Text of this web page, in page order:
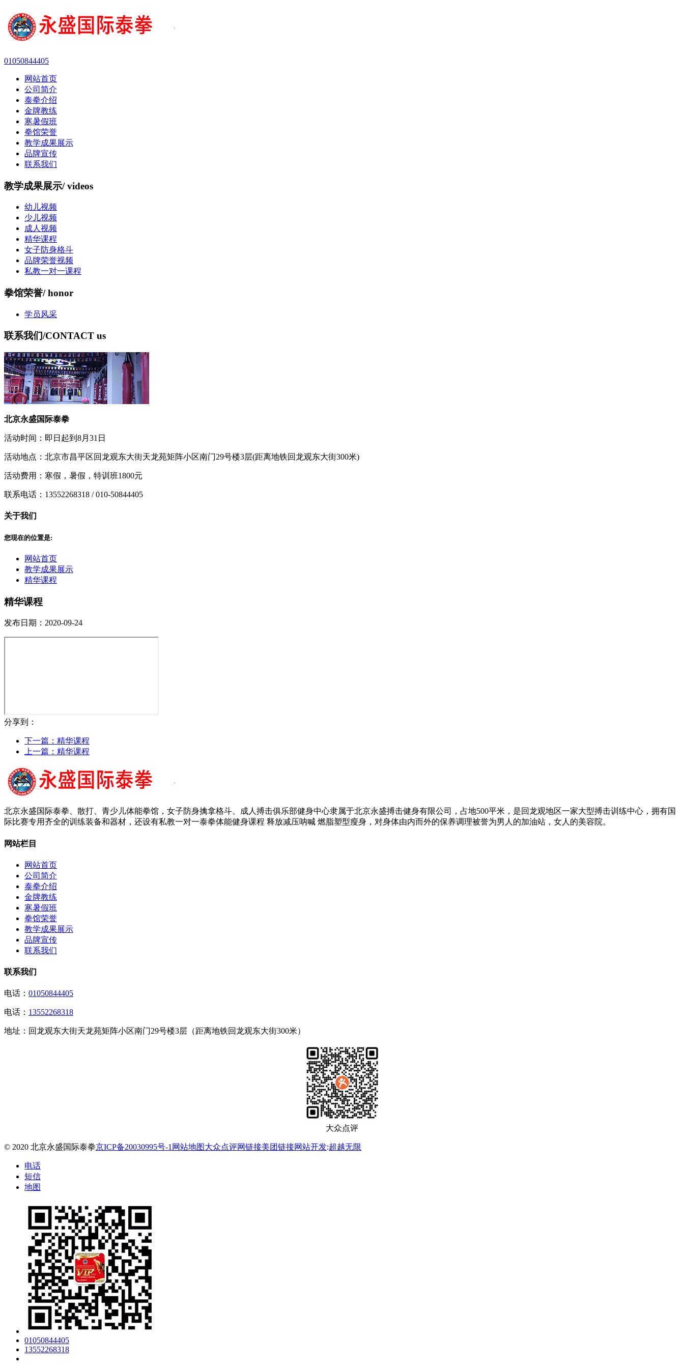
01050844405
网站首页
公司简介
泰拳介绍
金牌教练
寒暑假班
拳馆荣誉
教学成果展示
品牌宣传
联系我们
教学成果展示/ videos
幼儿视频
少儿视频
成人视频
精华课程
女子防身格斗
品牌荣誉视频
私教一对一课程
拳馆荣誉/ honor
学员风采
联系我们/CONTACT us
北京永盛国际泰拳
活动时间：即日起到8月31日
活动地点：北京市昌平区回龙观东大街天龙苑矩阵小区南门29号楼3层(距离地铁回龙观东大街300米)
活动费用：寒假，暑假，特训班1800元
联系电话：13552268318 / 010-50844405
关于我们
您现在的位置是:
网站首页
教学成果展示
精华课程
精华课程
发布日期：2020-09-24
分享到：
下一篇： 精华课程
上一篇： 精华课程
北京永盛国际泰拳、散打、青少儿体能拳馆，女子防身擒拿格斗、成人搏击俱乐部健身中心隶属于北京永盛搏击健身有限公司，占地500平米，是回龙观地区一家大型搏击训练中心，拥有国
际比赛专用齐全的训练装备和器材，还设有私教一对一泰拳体能健身课程 释放减压呐喊 燃脂塑型瘦身，对身体由内而外的保养调理被誉为男人的加油站，女人的美容院。
网站栏目
网站首页
公司简介
泰拳介绍
金牌教练
寒暑假班
拳馆荣誉
教学成果展示
品牌宣传
联系我们
联系我们
电话： 01050844405
电话： 13552268318
地址： 回龙观东大街天龙苑矩阵小区南门29号楼3层（距离地铁回龙观东大街300米）
大众点评
© 2020 北京永盛国际泰拳京ICP备20030995号-1 网站地图大众点评网链接美团链接网站开发:超越无限
电话
短信
地图
01050844405
13552268318